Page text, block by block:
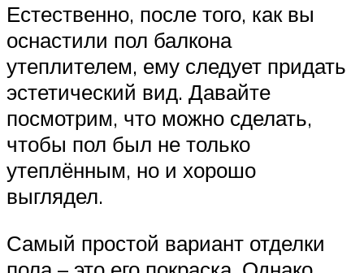
Естественно, после того, как вы
оснастили пол балкона
утеплителем, ему следует придать
эстетический вид. Давайте
посмотрим, что можно сделать,
чтобы пол был не только
утеплённым, но и хорошо
выглядел.
Самый простой вариант отделки